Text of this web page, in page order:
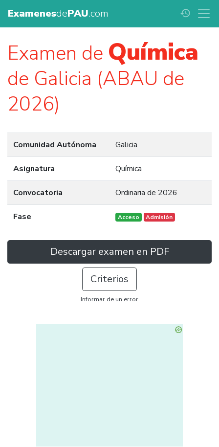
ExamenesdePAU.com history
Examen de Química
de Galicia (ABAU de
2026)
Comunidad Autónoma Galicia
Asignatura Química
Convocatoria Ordinaria de 2026
Fase Acceso Admisión
Descargar examen en PDF
Criterios
Informar de un error